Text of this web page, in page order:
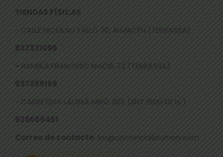
TIENDAS FÍSICAS
- CALLE NICOLAU TALLÓ 70, ALMACÉN (TERRASSA)
937331096
- RAMBLA FRANCESC MACIÀ 73 (TERRASSA)
937359169
- CARRETERA LAUREÀ MIRÓ 285 (SNT FELIU DE LL.)
936666451
Correo de contacto: fm@comercialbrumen.com